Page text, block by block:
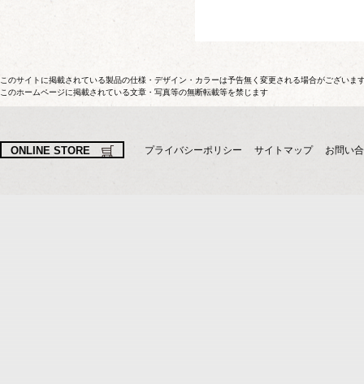
このサイトに掲載されている製品の仕様・デザイン・カラーは予告無く変更される場合がござい
このホームページに掲載されている文章・写真等の無断転載等を禁じます
ONLINE STORE プライバシーポリシー サイトマップ お問い